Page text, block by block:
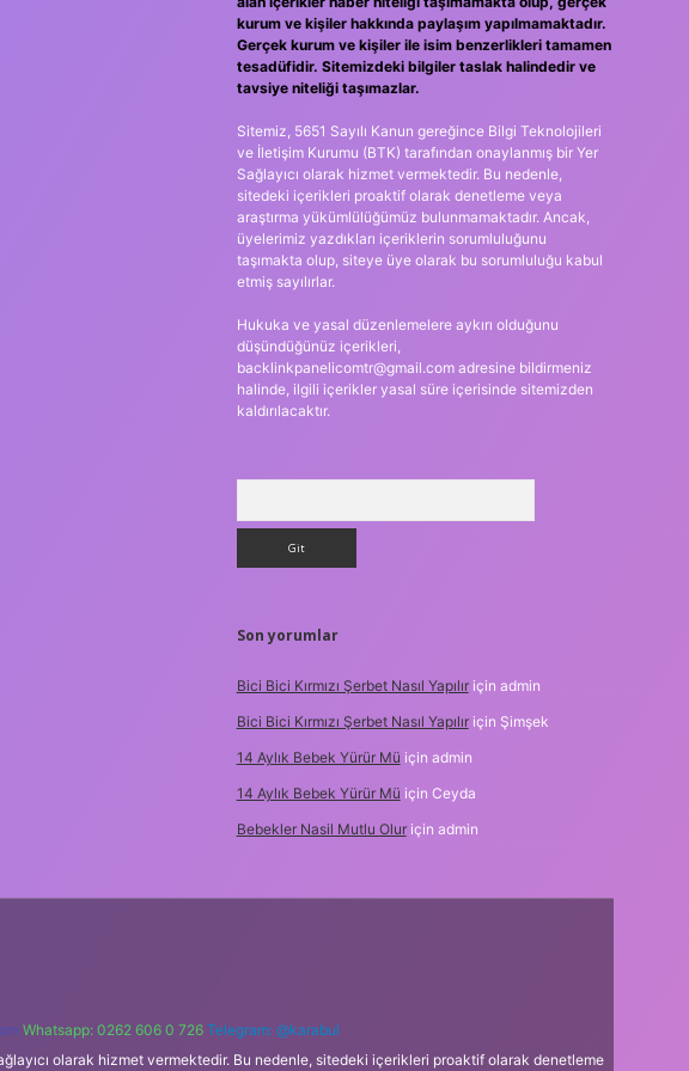
kurum ve kişiler hakkında paylaşım yapılmamaktadır.
Gerçek kurum ve kişiler ile isim benzerlikleri tamamen
tesadüfidir. Sitemizdeki bilgiler taslak halindedir ve
tavsiye niteliği taşımazlar.
Sitemiz, 5651 Sayılı Kanun gereğince Bilgi Teknolojileri
ve İletişim Kurumu (BTK) tarafından onaylanmış bir Yer
Sağlayıcı olarak hizmet vermektedir. Bu nedenle,
sitedeki içerikleri proaktif olarak denetleme veya
araştırma yükümlülüğümüz bulunmamaktadır. Ancak,
üyelerimiz yazdıkları içeriklerin sorumluluğunu
taşımakta olup, siteye üye olarak bu sorumluluğu kabul
etmiş sayılırlar.
Hukuka ve yasal düzenlemelere aykırı olduğunu
düşündüğünüz içerikleri,
backlinkpanelicomtr@gmail.comadresine bildirmeniz
halinde, ilgili içerikler yasal süre içerisinde sitemizden
kaldırılacaktır.
Son yorumlar
Bici Bici Kırmızı Şerbet Nasıl Yapılıriçin admin
Bici Bici Kırmızı Şerbet Nasıl Yapılıriçin Şimşek
14 Aylık Bebek Yürür Mü için admin
14 Aylık Bebek Yürür Mü için Ceyda
Bebekler Nasil Mutlu Oluriçin admin
Whatsapp: 0262 606 0 726 Telegram: @karabul
olarak hizmet vermektedir. Bu nedenle, sitedeki içerikleri proaktif olarak denetleme